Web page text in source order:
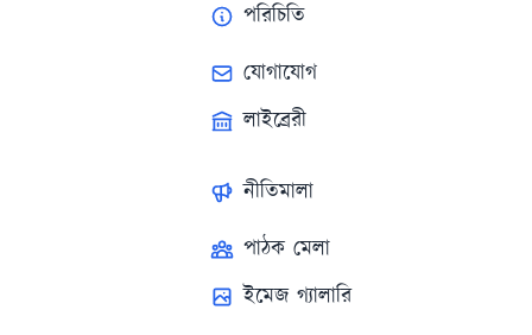
পরিচিতি
যোগাযোগ
লাইব্রেরী
নীতিমালা
পাঠক মেলা
ইমেজ গ্যালারি